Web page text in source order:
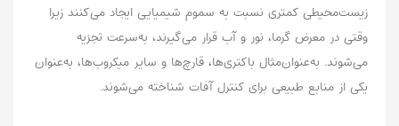
زیست‌محیطی کمتری نسبت به سموم شیمیایی ایجاد می‌کنند زیرا
وقتی در معرض گرما، نور و آب قرار می‌گیرند، به‌سرعت تجزیه
می‌شوند. به‌عنوان‌مثال باکتری‌ها، قارچ‌ها و سایر میکروب‌ها، به‌عنوان
یکی از منابع طبیعی برای کنترل آفات شناخته می‌شوند.